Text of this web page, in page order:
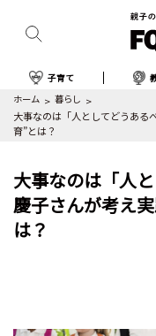
子育て
ホーム 暮らし
大事なのは「人としてどうある
育”とは？
大事なのは「人
慶子さんが考え
は？